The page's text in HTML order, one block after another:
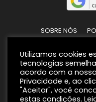
SOBRE NÓS
POLÍTICAS
POLÍTICA DE
Todos os direitos
Utilizamos cookies
tecnologias
acordo com a
Privacidade e, ao
"Aceitar", você
estas condições.